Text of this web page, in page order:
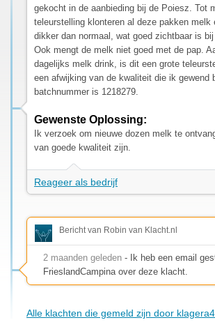
gekocht in de aanbieding bij de Poiesz. Tot
teleurstelling klonteren al deze pakken melk
dikker dan normaal, wat goed zichtbaar is bij
Ook mengt de melk niet goed met de pap.
dagelijks melk drink, is dit een grote
een afwijking van de kwaliteit die ik gewend
batchnummer is 1218279.
Gewenste Oplossing:
Ik verzoek om nieuwe dozen melk te
van goede kwaliteit zijn.
Reageer als bedrijf
Bericht van Robin van Klacht.nl
2 maanden geleden - Ik heb een email
FrieslandCampina over deze klacht.
Alle klachten die gemeld zijn door